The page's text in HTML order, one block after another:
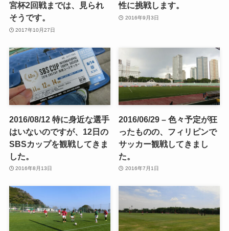
宮杯2回戦までは、見られ
そうです。
2017年10月27日
性に挑戦します。
2016年9月3日
2016/08/12 特に身近な選手
はいないのですが、12日の
SBSカップを観戦してきま
した。
2016年8月13日
2016/06/29 – 色々予定が狂
ったものの、フィリピンで
サッカー観戦してきまし
た。
2016年7月1日